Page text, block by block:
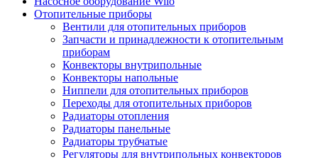
Отопительные приборы
Вентили для отопительных приборов
Запчасти и принадлежности к отопительным
приборам
Конвекторы внутрипольные
Конвекторы напольные
Ниппели для отопительных приборов
Переходы для отопительных приборов
Радиаторы отопления
Радиаторы панельные
Радиаторы трубчатые
Регуляторы для внутрипольных конвекторов